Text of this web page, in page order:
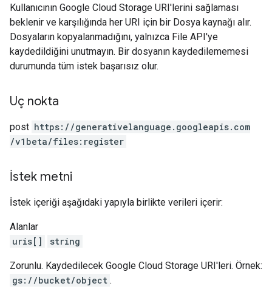
Kullanıcının Google Cloud Storage URI'lerini sağlaması
beklenir ve karşılığında her URI için bir Dosya kaynağı alır.
Dosyaların kopyalanmadığını, yalnızca File API'ye
kaydedildiğini unutmayın. Bir dosyanın kaydedilememesi
durumunda tüm istek başarısız olur.
Uç nokta
post https: / /generativelanguage.googleapis.com
/v1beta/files:register
İstek metni
İstek içeriği aşağıdaki yapıyla birlikte verileri içerir:
Alanlar
uris[]
string
Zorunlu. Kaydedilecek Google Cloud Storage URI'leri. Örnek:
gs://bucket/object .